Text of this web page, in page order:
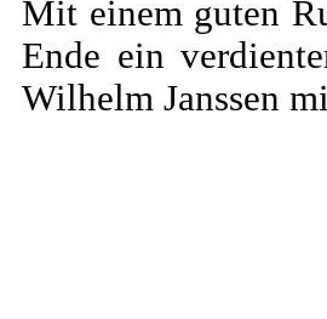
Mit einem guten
Ende ein
Wilhelm Janssen